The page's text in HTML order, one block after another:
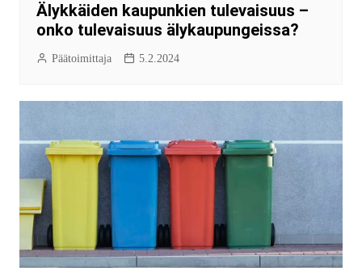
Älykkäiden kaupunkien tulevaisuus –
onko tulevaisuus älykaupungeissa?
Päätoimittaja 5.2.2024